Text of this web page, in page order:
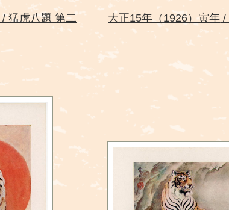
猛虎八題 第二
大正15年（1926）寅年